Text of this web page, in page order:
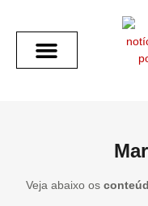
Veja abaixo os